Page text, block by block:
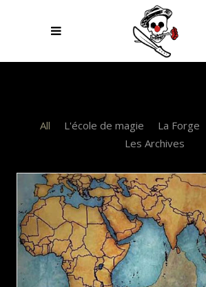
All L'école de magie La Forge
Les Archives